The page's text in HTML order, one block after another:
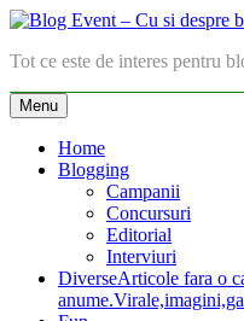
Skip
content
Blog Event – Cu si despre
Tot ce este de interes pentru
Menu
Home
Blogging
Campanii
Concursuri
Editorial
Interviuri
DiverseArticole fara o